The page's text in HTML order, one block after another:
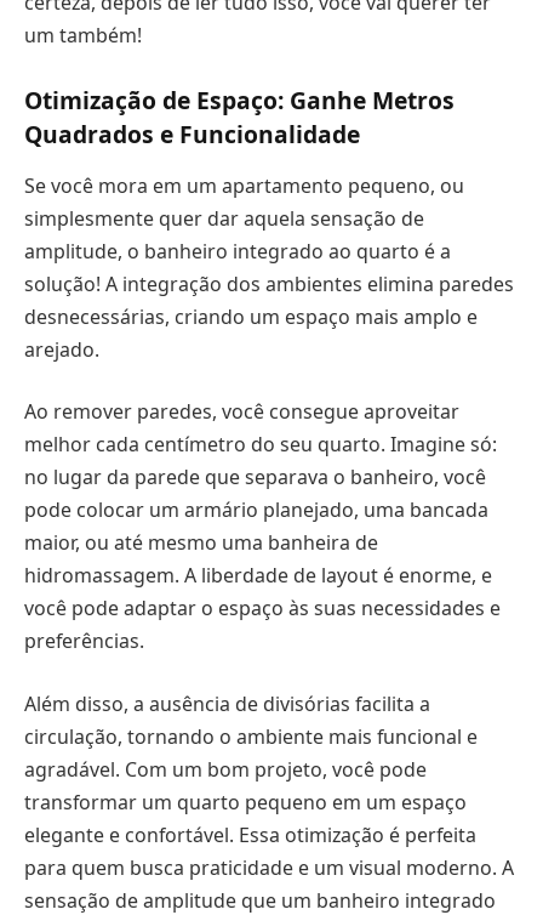
um também!
Otimização de Espaço: Ganhe Metros
Quadrados e Funcionalidade
Se você mora em um apartamento pequeno, ou
simplesmente quer dar aquela sensação de
amplitude, o banheiro integrado ao quarto é a
solução! A integração dos ambientes elimina paredes
desnecessárias, criando um espaço mais amplo e
arejado.
Ao remover paredes, você consegue aproveitar
melhor cada centímetro do seu quarto. Imagine só:
no lugar da parede que separava o banheiro, você
pode colocar um armário planejado, uma bancada
maior, ou até mesmo uma banheira de
hidromassagem. A liberdade de layout é enorme, e
você pode adaptar o espaço às suas necessidades e
preferências.
Além disso, a ausência de divisórias facilita a
circulação, tornando o ambiente mais funcional e
agradável. Com um bom projeto, você pode
transformar um quarto pequeno em um espaço
elegante e confortável. Essa otimização é perfeita
para quem busca praticidade e um visual moderno. A
sensação de amplitude que um banheiro integrado